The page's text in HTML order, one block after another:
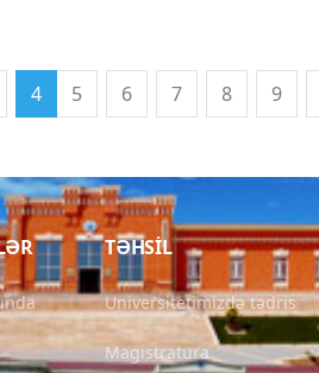
4 5 6 7 8 9
TƏHSIL
Universitetimizdə tədris
Magistratura